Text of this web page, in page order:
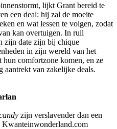
lijkt Grant bereid te
een deal: hij zal de moeite
en wat lessen te volgen, zodat
kan overtuigen. In ruil
zijn date zijn bij chique
in zijn wereld van het
comfortzone komen, en ze
aantrekt van zakelijke deals.
zijn verslavender dan een
Kwanteinwonderland.com